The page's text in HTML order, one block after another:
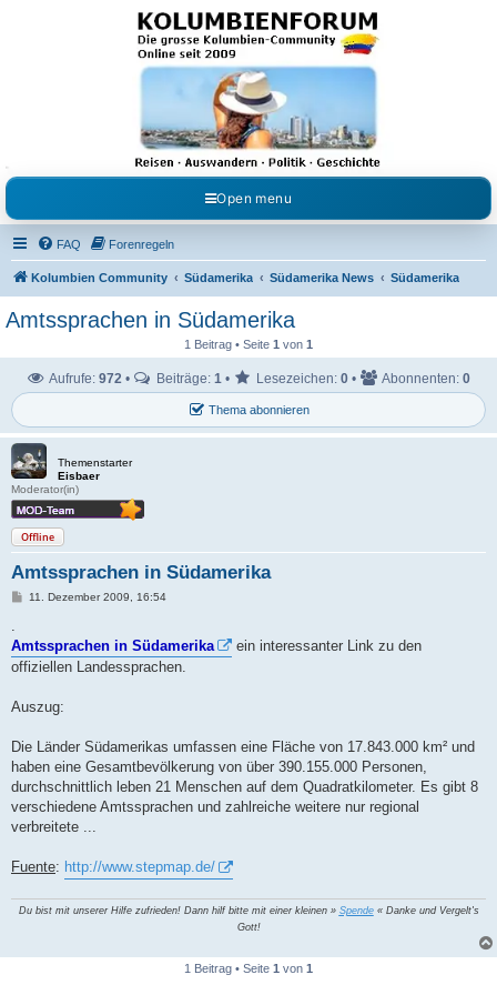
Kolumbienforum - Das
grosse Forum der
Freunde Kolumbiens
Reisen, Auswandern, Kultur, Politik, Geschichte und Visum in Kolumbien und Venezuela.
Austausch, Erfahrungen und Gemeinschaft im Kolumbienforum
Open menu
FAQ Forenregeln
Kolumbien Community Südamerika Südamerika News Südamerika
Amtssprachen in Südamerika
1 Beitrag • Seite 1 von 1
Thema abonnieren
Aufrufe: 972 • Beiträge: 1 • Lesezeichen: 0 • Abonnenten: 0
Themenstarter
Eisbaer
Moderator(in)
Offline
Amtssprachen in Südamerika
B
r
a
g
11. Dezember 2009, 16:54
Amtssprachen in Südamerika
ein interessanter Link zu den
offiziellen Landessprachen.
Auszug:
Die Länder Südamerikas umfassen eine Fläche von 17.843.000 km² und
haben eine Gesamtbevölkerung von über 390.155.000 Personen,
durchschnittlich leben 21 Menschen auf dem Quadratkilometer. Es gibt 8
verschiedene Amtssprachen und zahlreiche weitere nur regional
verbreitete ...
Fuente: http://www.stepmap.de/
Du bist mit unserer Hilfe zufrieden! Dann hilf bitte mit einer kleinen » Spende« Danke und Vergelt's
Gott!
1 Beitrag • Seite 1 von 1